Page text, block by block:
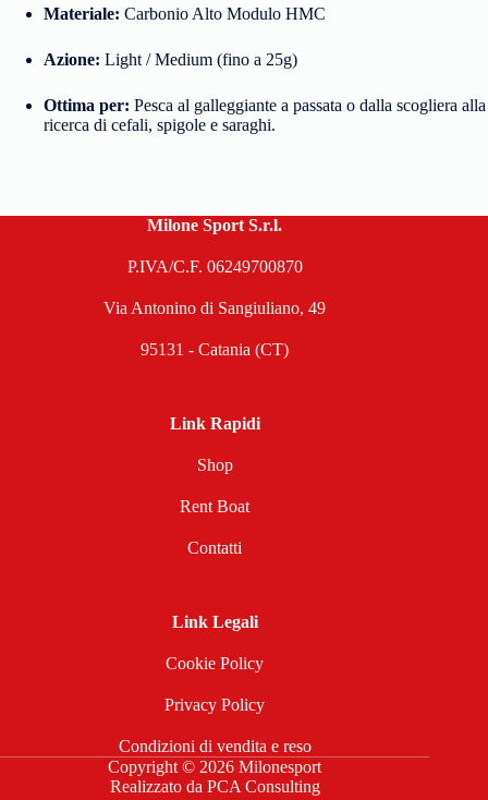
Materiale: Carbonio Alto Modulo HMC
Azione: Light / Medium (fino a 25g)
Ottima per: Pesca al galleggiante a passata o dalla scogliera alla
ricerca di cefali, spigole e saraghi.
Milone Sport S.r.l.
P.IVA/C.F. 06249700870
Via Antonino di Sangiuliano, 49
95131 - Catania (CT)
Link Rapidi
Shop
Rent Boat
Contatti
Link Legali
Cookie Policy
Privacy Policy
Condizioni di vendita e reso
Copyright © 2026 Milonesport
Realizzato da PCA Consulting